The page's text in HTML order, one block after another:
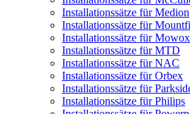
Installationssätze für Medion
Installationssätze für
Installationssätze für Mowox
Installationssätze für MTD
Installationssätze für NAC
Installationssätze für Orbex
Installationssätze für
Installationssätze für Philips